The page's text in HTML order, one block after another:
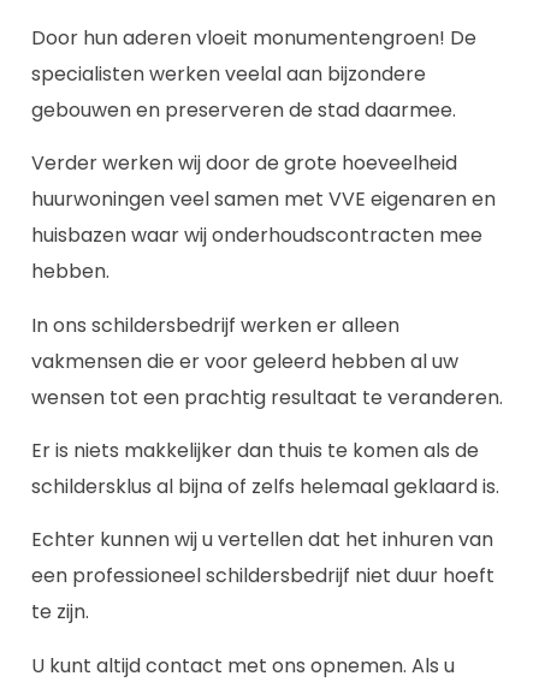
Door hun aderen vloeit monumentengroen! De
specialisten werken veelal aan bijzondere
gebouwen en preserveren de stad daarmee.
Verder werken wij door de grote hoeveelheid
huurwoningen veel samen met VVE eigenaren en
huisbazen waar wij onderhoudscontracten mee
hebben.
In ons schildersbedrijf werken er alleen
vakmensen die er voor geleerd hebben al uw
wensen tot een prachtig resultaat te veranderen.
Er is niets makkelijker dan thuis te komen als de
schildersklus al bijna of zelfs helemaal geklaard is.
Echter kunnen wij u vertellen dat het inhuren van
een professioneel schildersbedrijf niet duur hoeft
te zijn.
U kunt altijd contact met ons opnemen. Als u